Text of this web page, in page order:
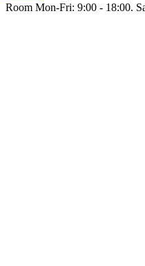
Room Mon-Fri: 9:00 - 18:00.